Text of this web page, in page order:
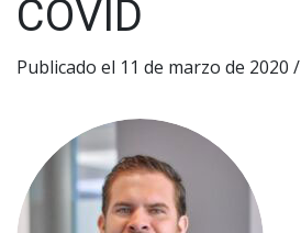
COVID
Publicado el 11 de marzo de 2020 /